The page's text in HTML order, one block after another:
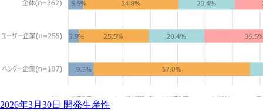
2026年3月30日 開発生産性